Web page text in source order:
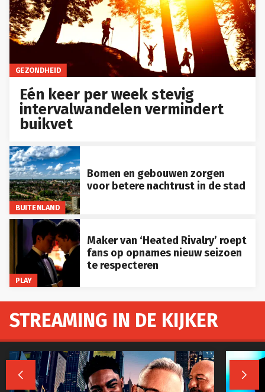
GEZONDHEID
Eén keer per week stevig
intervalwandelen vermindert
buikvet
BUITENLAND
Bomen en gebouwen zorgen
voor betere nachtrust in de stad
PLAY
Maker van ‘Heated Rivalry’ roept
fans op opnames nieuw seizoen
te respecteren
STREAMING IN DE KIJKER
 